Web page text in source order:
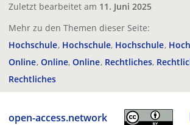
Zuletzt bearbeitet am 11. Juni 2025
Mehr zu den Themen dieser Seite:
Hochschule Hochschule Hochschule
Online Online Online Rechtliches
Rechtliches
open-access.network